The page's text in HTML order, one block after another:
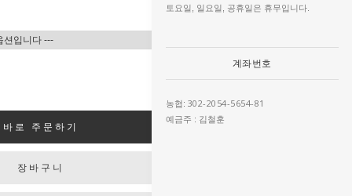
토요일, 일요일, 공휴일은 휴무입니다.
계좌번호
농협: 302-2054-5654-81
예금주 : 김철훈
바로 주문하기
장바구니